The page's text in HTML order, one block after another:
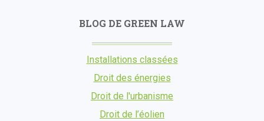
BLOG DE GREEN LAW
Installations classées
Droit des énergies
Droit de l'urbanisme
Droit de l’éolien